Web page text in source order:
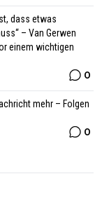
dass etwas
– Van Gerwen
einem wichtigen
0
mehr – Folgen
0